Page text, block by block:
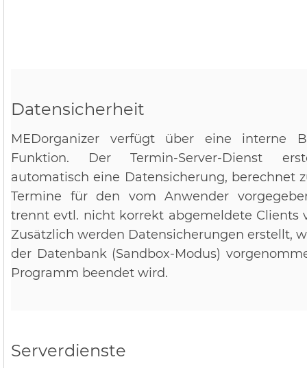
Datensicherheit
MEDorganizer verfügt über eine interne
Funktion. Der Termin-Server-Dienst
automatisch eine Datensicherung, berechnet
Termine für den vom Anwender
trennt evtl. nicht korrekt abgemeldete Clients
Zusätzlich werden Datensicherungen erstellt,
der Datenbank (Sandbox-Modus)
Programm beendet wird.
Serverdienste